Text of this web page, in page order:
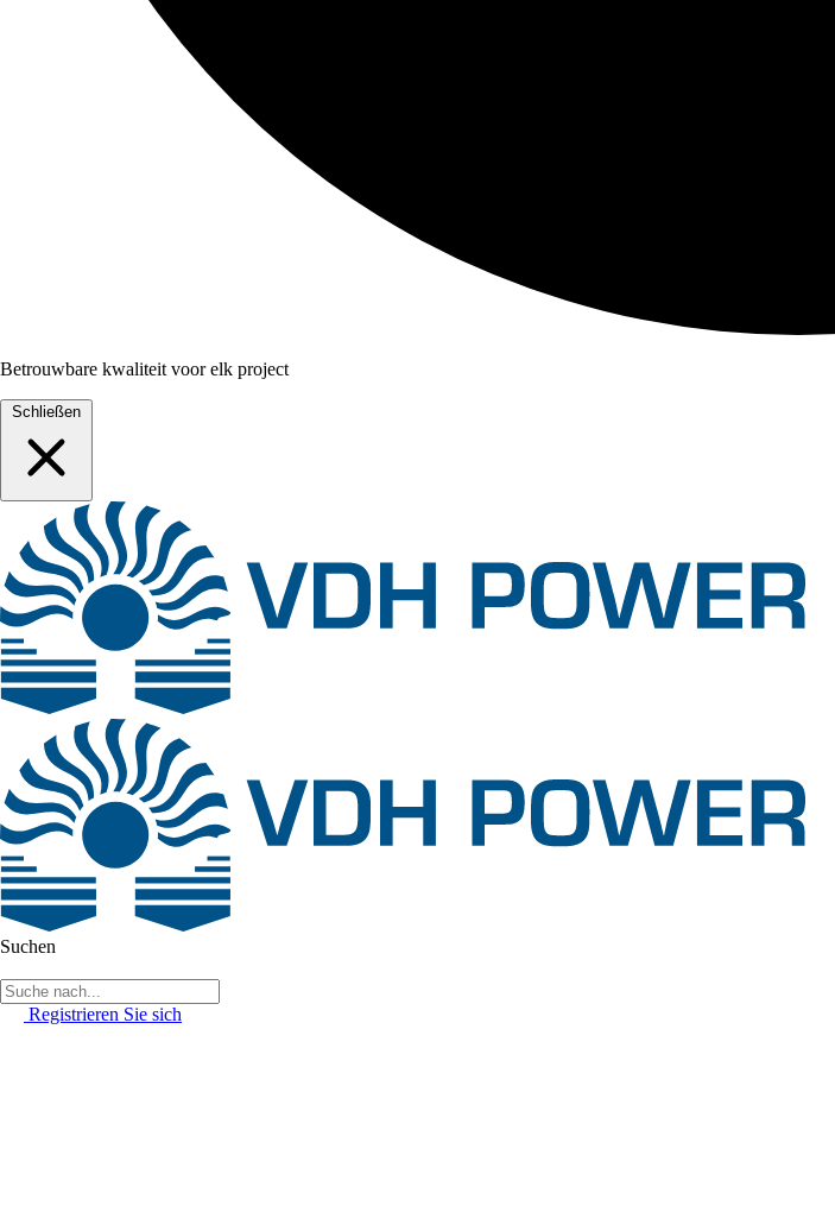
Betrouwbare kwaliteit voor elk project
Schließen
Suchen
Registrieren Sie sich